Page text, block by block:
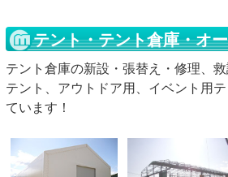
テント・テント倉庫・オ
テント倉庫の新設・張替え・修理、
テント、アウトドア用、イベント用
ています！